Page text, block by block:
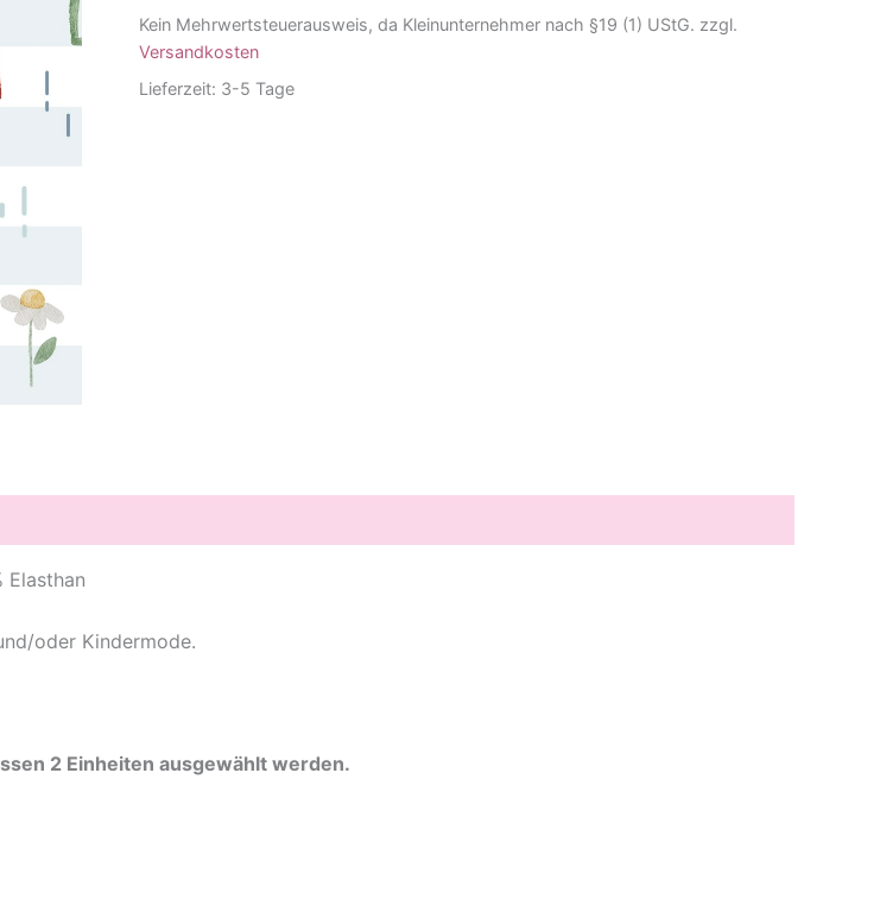
Kein Mehrwertsteuerausweis, da Kleinunternehmer nach §19 (1) UStG. zzgl.
Versandkosten
Lieferzeit: 3-5 Tage
oder Kindermode.
2 Einheiten ausgewählt werden.